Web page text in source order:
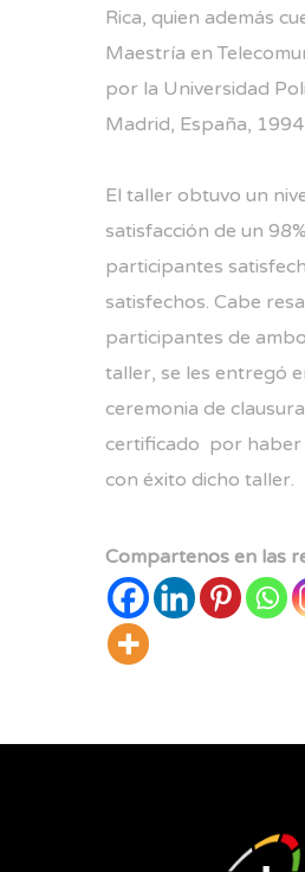
Rica, quien además
Maestría en
por la Universidad
Madrid, España, 1994
El taller obtuvo un
satisfacción de un
participantes
satisfechos. Cabe
participantes de
taller, se les entregó
ceremonia de
certificado por haber
con éxito dicho taller.
Compartenos en las